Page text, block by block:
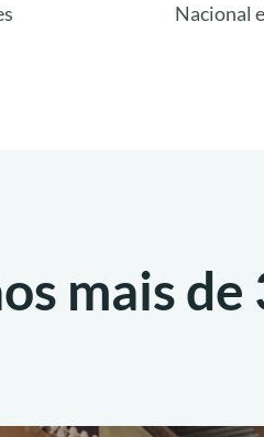
Nacional
mais